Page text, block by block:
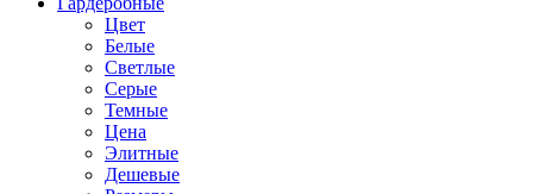
Цвет
Белые
Светлые
Серые
Темные
Цена
Элитные
Дешевые